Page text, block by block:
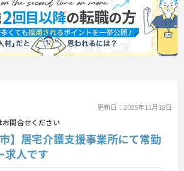
更新日：2025年11月18日
問合せください
】居宅介護支援事業所にて常勤
求人です